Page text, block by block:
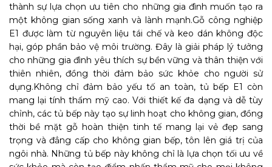
thành sự lựa chọn ưu tiên cho những gia đình muốn tạo ra
một không gian sống xanh và lành mạnh.Gỗ công nghiệp
E1 được làm từ nguyên liệu tái chế và keo dán không độc
hại, góp phần bảo vệ môi trường. Đây là giải pháp lý tưởng
cho những gia đình yêu thích sự bền vững và thân thiện với
thiên nhiên, đồng thời đảm bảo sức khỏe cho người sử
dụng.Không chỉ đảm bảo yếu tố an toàn, tủ bếp E1 còn
mang lại tính thẩm mỹ cao. Với thiết kế đa dạng và dễ tùy
chỉnh, các tủ bếp này tạo sự linh hoạt cho không gian, đồng
thời bề mặt gỗ hoàn thiện tinh tế mang lại vẻ đẹp sang
trọng và đẳng cấp cho không gian bếp, tôn lên giá trị của
ngôi nhà. Những tủ bếp này không chỉ là lựa chọn tối ưu về